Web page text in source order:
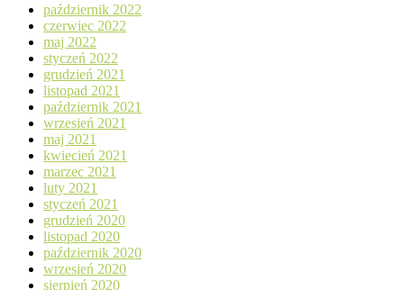
październik 2022
czerwiec 2022
maj 2022
styczeń 2022
grudzień 2021
listopad 2021
październik 2021
wrzesień 2021
maj 2021
kwiecień 2021
marzec 2021
luty 2021
styczeń 2021
grudzień 2020
listopad 2020
październik 2020
wrzesień 2020
sierpień 2020